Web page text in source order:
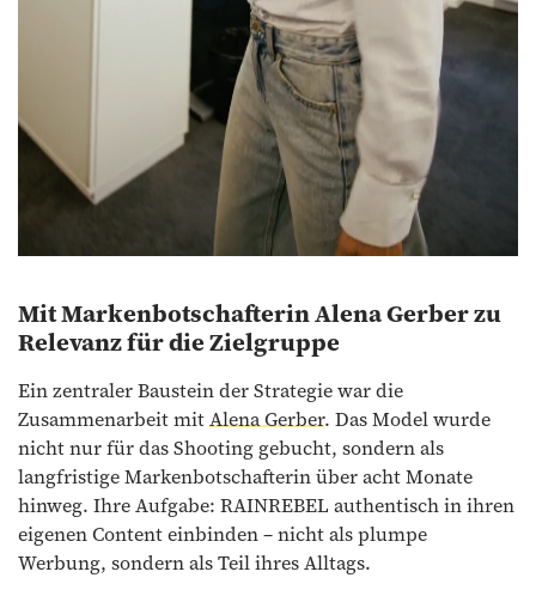
Mit Markenbotschafterin Alena Gerber zu
Relevanz für die Zielgruppe
Ein zentraler Baustein der Strategie war die
Zusammenarbeit mitAlena Gerber. Das Model wurde
nicht nur für das Shooting gebucht, sondern als
langfristige Markenbotschafterin über acht Monate
hinweg. Ihre Aufgabe: RAINREBEL authentisch in ihren
eigenen Content einbinden – nicht als plumpe
Werbung, sondern als Teil ihres Alltags.